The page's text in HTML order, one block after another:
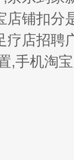
店铺扣分
疗店招聘
,手机淘